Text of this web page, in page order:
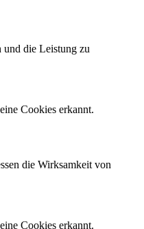
und die Leistung zu
Cookies erkannt.
die Wirksamkeit von
Cookies erkannt.